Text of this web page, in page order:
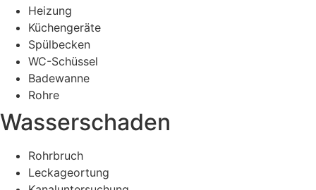
Heizung
Küchengeräte
Spülbecken
WC-Schüssel
Badewanne
Rohre
Wasserschaden
Rohrbruch
Leckageortung